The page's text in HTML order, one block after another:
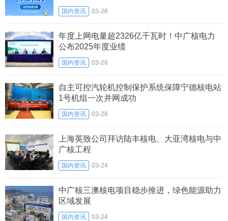
赢
国内资讯 03-26
年度上网电量超2326亿千瓦时！中广核电力
公布2025年度业绩
国内资讯 03-26
自主可控汽轮机控制保护系统保障宁德核电站
1号机组一次并网成功
国内资讯 03-26
上海英致公司拜访陆丰核电、大亚湾核电与中
广核工程
国内资讯 03-24
中广核三澳核电项目稳步推进，绿色能源助力
区域发展
国内资讯 03-24